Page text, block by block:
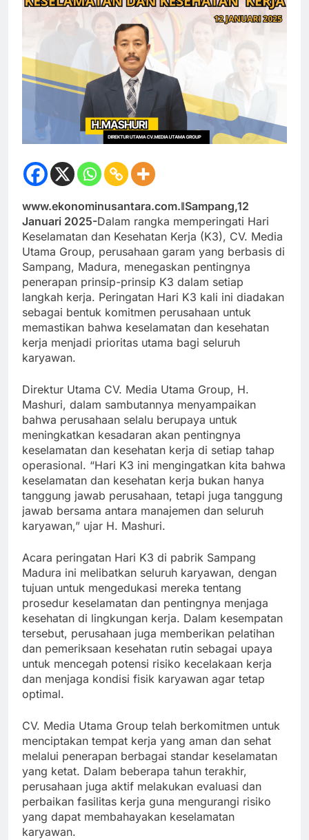
www.ekonominusantara.com.ǁSampang,12
Januari 2025-Dalam rangka memperingati Hari
Keselamatan dan Kesehatan Kerja (K3), CV. Media
Utama Group, perusahaan garam yang berbasis di
Sampang, Madura, menegaskan pentingnya
penerapan prinsip-prinsip K3 dalam setiap
langkah kerja. Peringatan Hari K3 kali ini diadakan
sebagai bentuk komitmen perusahaan untuk
memastikan bahwa keselamatan dan kesehatan
kerja menjadi prioritas utama bagi seluruh
karyawan.
Direktur Utama CV. Media Utama Group, H.
Mashuri, dalam sambutannya menyampaikan
bahwa perusahaan selalu berupaya untuk
meningkatkan kesadaran akan pentingnya
keselamatan dan kesehatan kerja di setiap tahap
operasional. “Hari K3 ini mengingatkan kita bahwa
keselamatan dan kesehatan kerja bukan hanya
tanggung jawab perusahaan, tetapi juga tanggung
jawab bersama antara manajemen dan seluruh
karyawan,” ujar H. Mashuri.
Acara peringatan Hari K3 di pabrik Sampang
Madura ini melibatkan seluruh karyawan, dengan
tujuan untuk mengedukasi mereka tentang
prosedur keselamatan dan pentingnya menjaga
kesehatan di lingkungan kerja. Dalam kesempatan
tersebut, perusahaan juga memberikan pelatihan
dan pemeriksaan kesehatan rutin sebagai upaya
untuk mencegah potensi risiko kecelakaan kerja
dan menjaga kondisi fisik karyawan agar tetap
optimal.
CV. Media Utama Group telah berkomitmen untuk
menciptakan tempat kerja yang aman dan sehat
melalui penerapan berbagai standar keselamatan
yang ketat. Dalam beberapa tahun terakhir,
perusahaan juga aktif melakukan evaluasi dan
perbaikan fasilitas kerja guna mengurangi risiko
yang dapat membahayakan keselamatan
karyawan.